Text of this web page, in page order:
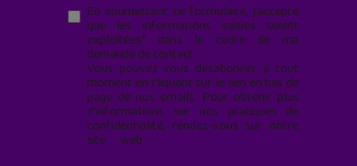
En soumettant ce formulaire, j’accepte
que les informations saisies soient
exploitées* dans le cadre de ma
demande de contact.
Vous pouvez vous désabonner à tout
moment en cliquant sur le lien en bas de
page de nos emails. Pour obtenir plus
d'informations sur nos pratiques de
confidentialité, rendez-vous sur notre
site web